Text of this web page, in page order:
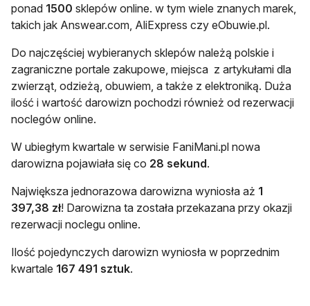
ponad 1500 sklepów online. w tym wiele znanych marek,
takich jak Answear.com, AliExpress czy eObuwie.pl.
Do najczęściej wybieranych sklepów należą polskie i
zagraniczne portale zakupowe, miejsca z artykułami dla
zwierząt, odzieżą, obuwiem, a także z elektroniką. Duża
ilość i wartość darowizn pochodzi również od rezerwacji
noclegów online.
W ubiegłym kwartale w serwisie FaniMani.pl nowa
darowizna pojawiała się co 28 sekund.
Największa jednorazowa darowizna wyniosła aż 1
397,38 zł! Darowizna ta została przekazana przy okazji
rezerwacji noclegu online.
Ilość pojedynczych darowizn wyniosła w poprzednim
kwartale 167 491 sztuk.